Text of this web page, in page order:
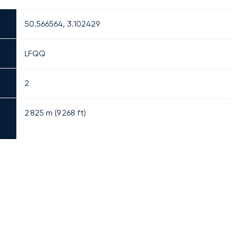
50.566564, 3.102429
LFQQ
2
2 825 m (9 268 ft)